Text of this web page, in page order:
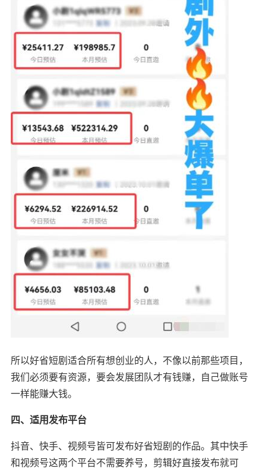
所以好省短剧适合所有想创业的人，不像以前那些项目，
我们必须要有资源，要会发展团队才有钱赚，自己做账号
一样能赚大钱。
四、适用发布平台
抖音、快手、视频号皆可发布好省短剧的作品。其中快手
和视频号这两个平台不需要养号，剪辑好直接发布就可